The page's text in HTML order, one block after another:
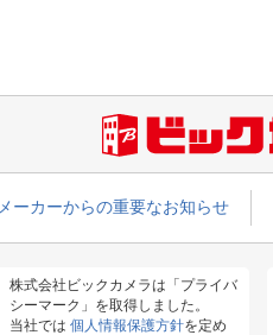
メーカーからの重要なお知らせ
株式会社ビックカメラは「プライバ
シーマーク」を取得しました。
当社では 個人情報保護方針を定め